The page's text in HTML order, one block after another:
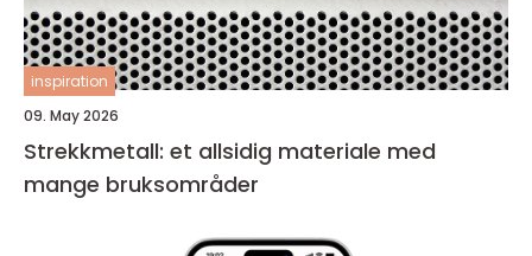
inspiration
09. May 2026
Strekkmetall: et allsidig materiale med
mange bruksområder